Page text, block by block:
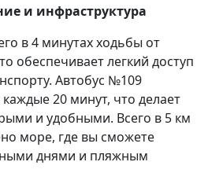
и инфраструктура
в 4 минутах ходьбы от
обеспечивает легкий доступ
Автобус №109
20 минут, что делает
и удобными. Всего в 5 км
море, где вы сможете
днями и пляжным